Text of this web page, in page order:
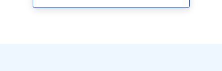
走行距離などの情報、建物の構造や築年数などの情報、